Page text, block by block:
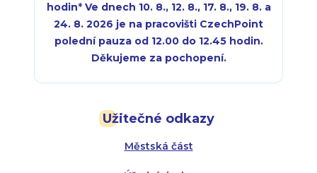
Užitečné odkazy
Městská část
hodin* Ve dnech 10. 8., 12. 8., 17. 8., 19. 8. a
24. 8. 2026 je na pracovišti CzechPoint
polední pauza od 12.00 do 12.45 hodin.
Děkujeme za pochopení.
Úterý:
Středa:
Úterý:
Středa: